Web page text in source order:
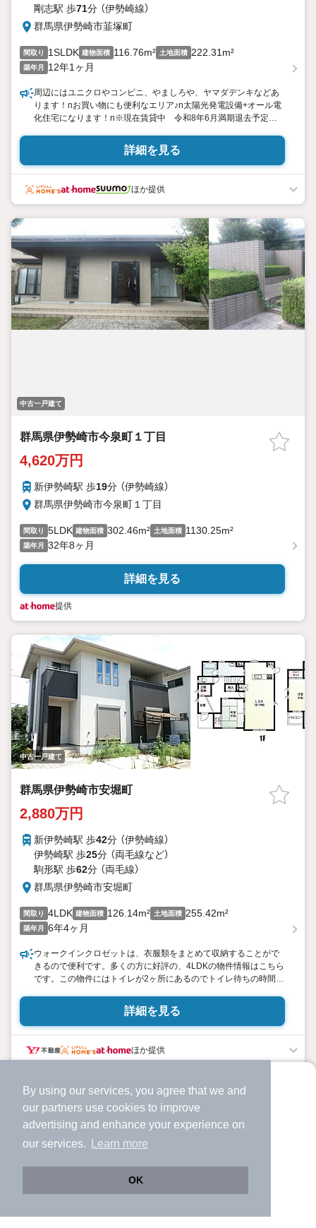
By using our services, you agree that we and
our partners use cookies to improve
advertising and enhance your experience on
our services.
Learn more
OK
より使いやすくなった
アプリで物件探ししませんか？
サクサク動く地図で物件検索
剛志駅 歩71分 （伊勢崎線）
群馬県伊勢崎市韮塚町
間取り 1SLDK 建物面積 116.76m² 土地面積 222.31m²
築年月 12年1ヶ月
周辺にはユニクロやコンビニ、やましろや、ヤマダデンキなどあ
ります！nお買い物にも便利なエリア♪n太陽光発電設備+オール電
化住宅になります！n※現在賃貸中 令和8年6月満期退去予定
的なナポリピッツァが楽しめる隠れ家的なイタリアンレストラン
詳細を見る
ほか提供
中古一戸建て
群馬県伊勢崎市今泉町１丁目
4,620万円
新伊勢崎駅 歩19分 （伊勢崎線）
群馬県伊勢崎市今泉町１丁目
間取り 5LDK 建物面積 302.46m² 土地面積 1130.25m²
築年月 32年8ヶ月
詳細を見る
提供
中古一戸建て
群馬県伊勢崎市安堀町
2,880万円
新伊勢崎駅 歩42分 （伊勢崎線）
伊勢崎駅 歩25分 （両毛線など）
駒形駅 歩62分 （両毛線）
群馬県伊勢崎市安堀町
間取り 4LDK 建物面積 126.14m² 土地面積 255.42m²
築年月 6年4ヶ月
ウォークインクロゼットは、衣服類をまとめて収納することがで
きるので便利です。多くの方に好評の、4LDKの物件情報はこちら
です。この物件にはトイレが2ヶ所にあるのでトイレ待ちの時間が
あるリビングで家族団らんで過ごしませんか。基本料金の節約に
もなるオール電化住宅で暮らしませんか。ファミリーに好評。経
済的にもうれしい中古の戸建て物件です。
詳細を見る
ほか提供